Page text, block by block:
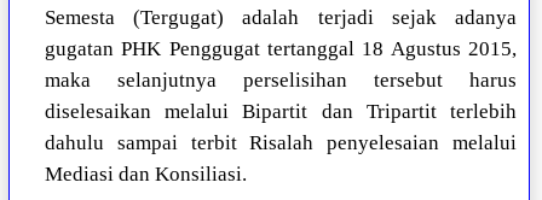
Semesta (Tergugat) adalah terjadi sejak adanya
gugatan PHK Penggugat tertanggal 18 Agustus 2015,
maka selanjutnya perselisihan tersebut harus
diselesaikan melalui Bipartit dan Tripartit terlebih
dahulu sampai terbit Risalah penyelesaian melalui
Mediasi dan Konsiliasi.